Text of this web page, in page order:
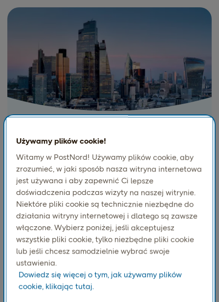
Kompleksowy zasięg na wszystkich rynkach
europejskich UE i spoza UE, ze szczególnie
szybkim przejazdem do i z Niemiec, Wielkiej
Brytanii, Holandii i Polski. Preferowany partner w
zakresie importu towarów do Skandynawii z
Europy w ramach handlu elektronicznego.
Używamy plików cookie!
Witamy w PostNord! Używamy plików cookie, aby
zrozumieć, w jaki sposób nasza witryna internetowa
jest używana i aby zapewnić Ci lepsze
doświadczenia podczas wizyty na naszej witrynie.
Niektóre pliki cookie są technicznie niezbędne do
działania witryny internetowej i dlatego są zawsze
włączone. Wybierz poniżej, jeśli akceptujesz
wszystkie pliki cookie, tylko niezbędne pliki cookie
lub jeśli chcesz samodzielnie wybrać swoje
ustawienia.
Dowiedz się więcej o tym, jak używamy plików
cookie, klikając tutaj.